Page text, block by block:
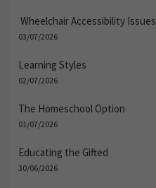
Wheelchair Accessibility Issues
03/07/2026
Learning Styles
02/07/2026
The Homeschool Option
01/07/2026
Educating the Gifted
30/06/2026